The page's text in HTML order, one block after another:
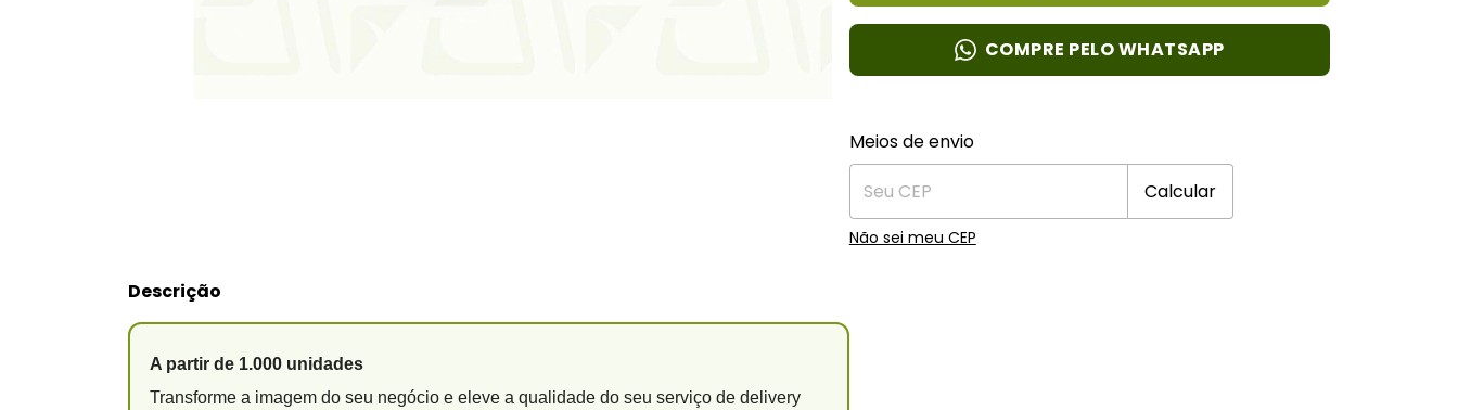
COMPRE PELO WHATSAPP
Entregas para o CEP:
Meios de envio
Calcular
Não sei meu CEP
Descrição
A partir de 1.000 unidades
Transforme a imagem do seu negócio e eleve a qualidade do seu serviço de delivery